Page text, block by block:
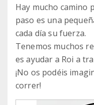
Hay mucho camino
paso es una
cada día su fuerza.
Tenemos muchos
es ayudar a Roi a
¡No os podéis
correr!